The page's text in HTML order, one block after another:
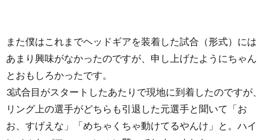
また僕はこれまでヘッドギアを装着した試合（形式）には
あまり興味がなかったのですが、申し上げたようにちゃん
とおもしろかったです。
3試合目がスタートしたあたりで現地に到着したのですが、
リング上の選手がどちらも引退した元選手と聞いて「お
お、すげえな」「めちゃくちゃ動けてるやんけ」と。ハイ